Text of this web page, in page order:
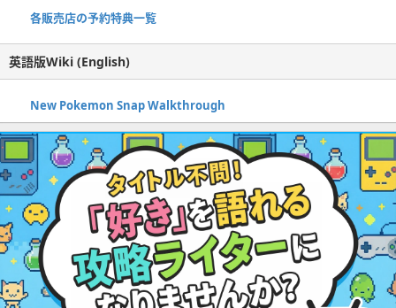
各販売店の予約特典一覧
英語版Wiki (English)
New Pokemon Snap Walkthrough